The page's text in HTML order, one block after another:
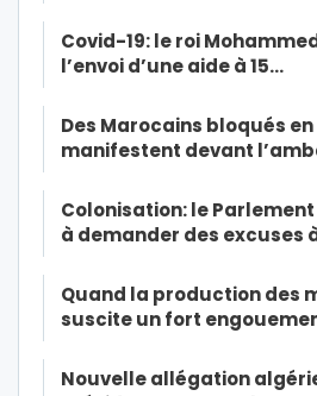
Covid-19: le roi
l’envoi d’une aide à 15…
Des Marocains bloqués
manifestent devant
Colonisation: le
à demander des excuses
Quand la production des
suscite un fort
Nouvelle allégation